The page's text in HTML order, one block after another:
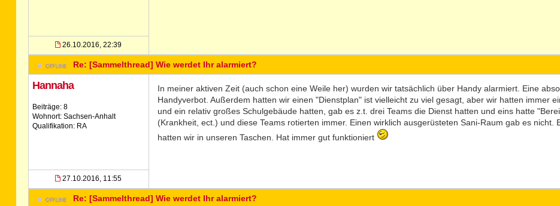
26.10.2016, 22:39
Re: [Sammelthread] Wie werdet Ihr alarmiert?
Hannaha
Beiträge: 8
Wohnort: Sachsen-Anhalt
Qualifikation: RA
27.10.2016, 11:55
In meiner aktiven Zeit (auch schon eine Weile her) wurden wir tatsächlich über Handy alarmiert. Eine
Handyverbot. Außerdem hatten wir einen "Dienstplan" ist vielleicht zu viel gesagt, aber wir hatten immer
und ein relativ großes Schulgebäude hatten, gab es z.t. drei Teams die Dienst hatten und eins hatte
(Krankheit, ect.) und diese Teams rotierten immer. Einen wirklich ausgerüsteten Sani-Raum gab es nicht.
hatten wir in unseren Taschen. Hat immer gut funktioniert
Re: [Sammelthread] Wie werdet Ihr alarmiert?